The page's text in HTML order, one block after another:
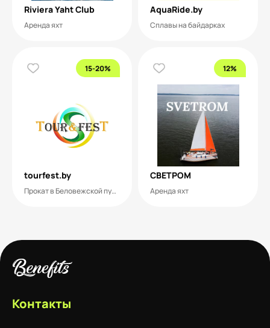
Riviera Yaht Club
Аренда яхт
AquaRide.by
Сплавы на байдарках
15-20%
tourfest.by
Прокат в Беловежской пуще
12%
СВЕТРОМ
Аренда яхт
Контакты